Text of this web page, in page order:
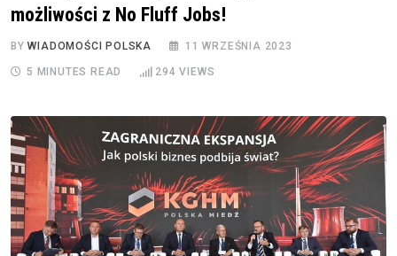
możliwości z No Fluff Jobs!
BYWIADOMOŚCI POLSKA 11 WRZEŚNIA 2023
5 MINUTES READ 294 VIEWS